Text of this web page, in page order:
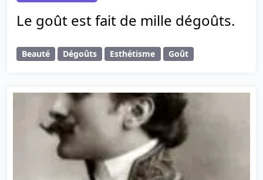
Le goût est fait de mille dégoûts.
Beauté Dégoûts Esthétisme Goût